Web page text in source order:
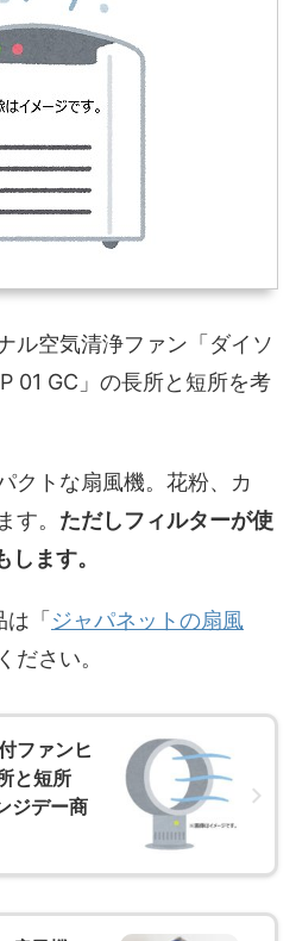
ル空気清浄ファン「ダイソ
01 GC」の長所と短所を考
クトな扇風機。花粉、カ
す。 ただしフィルターが使
ます。
「 ジャパネットの扇風
ださい。
ファンヒ
と短所
ジデー商